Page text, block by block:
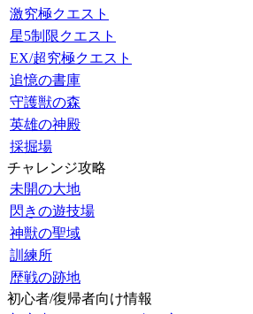
激究極クエスト
星5制限クエスト
EX/超究極クエスト
追憶の書庫
守護獣の森
英雄の神殿
採掘場
チャレンジ攻略
未開の大地
閃きの遊技場
神獣の聖域
訓練所
歴戦の跡地
初心者/復帰者向け情報